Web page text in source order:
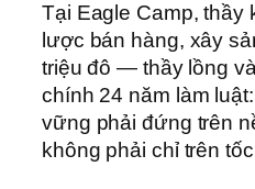
Tại Eagle Camp, thầy
lược bán hàng, xây
triệu đô — thầy lồng
chính 24 năm làm
vững phải đứng trên
không phải chỉ trên